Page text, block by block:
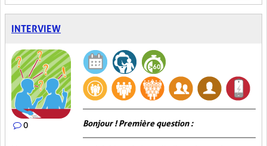
INTERVIEW
0 Bonjour ! Première question :